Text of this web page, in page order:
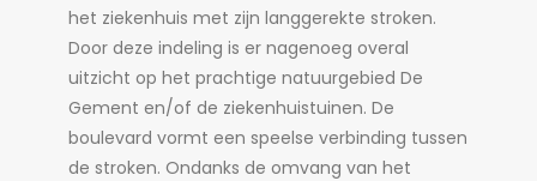
het ziekenhuis met zijn langgerekte stroken.
Door deze indeling is er nagenoeg overal
uitzicht op het prachtige natuurgebied De
Gement en/of de ziekenhuistuinen. De
boulevard vormt een speelse verbinding tussen
de stroken. Ondanks de omvang van het